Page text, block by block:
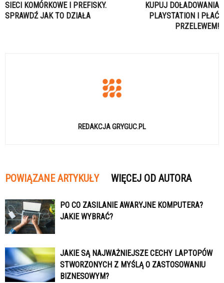
SIECI KOMÓRKOWE I PREFISKY.
SPRAWDŹ JAK TO DZIAŁA
KUPUJ DOŁADOWANIA
PLAYSTATION I PŁAĆ
PRZELEWEM!
REDAKCJA GRYGUC.PL
POWIĄZANE ARTYKUŁY WIĘCEJ OD AUTORA
PO CO ZASILANIE AWARYJNE KOMPUTERA?
JAKIE WYBRAĆ?
JAKIE SĄ NAJWAŻNIEJSZE CECHY LAPTOPÓW
STWORZONYCH Z MYŚLĄ O ZASTOSOWANIU
BIZNESOWYM?